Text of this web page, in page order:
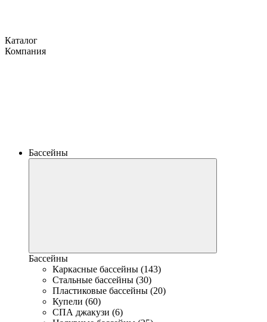
Каталог
Компания
Бассейны
Бассейны
Каркасные бассейны (143)
Стальные бассейны (30)
Пластиковые бассейны (20)
Купели (60)
СПА джакузи (6)